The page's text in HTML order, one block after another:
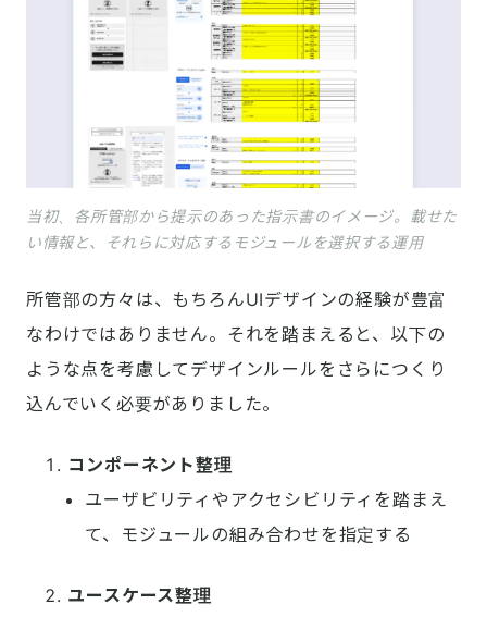
当初、各所管部から提示のあった指示書のイメージ。載せた
い情報と、それらに対応するモジュールを選択する運用
所管部の方々は、もちろんUIデザインの経験が豊富
なわけではありません。それを踏まえると、以下の
ような点を考慮してデザインルールをさらにつくり
込んでいく必要がありました。
コンポーネント整理
ユーザビリティやアクセシビリティを踏まえ
て、モジュールの組み合わせを指定する
ユースケース整理